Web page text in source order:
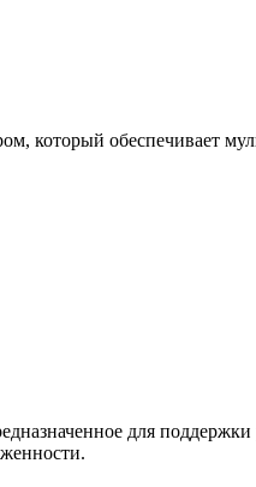
который обеспечивает
для